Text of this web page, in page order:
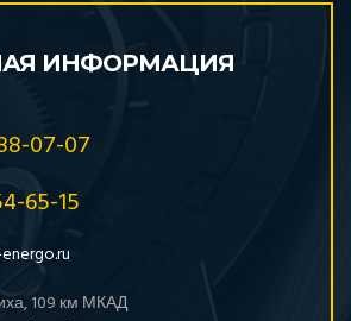
ИНФОРМАЦИЯ
07-07
65-15
109 км МКАД